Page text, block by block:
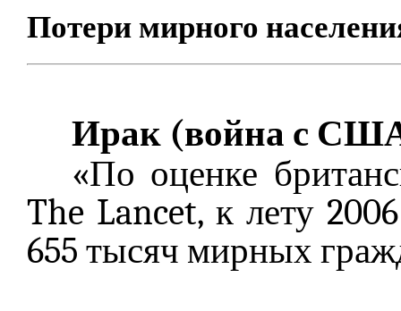
Потери мирного
Ирак (война с
«По оценке
The Lancet, к лету
655 тысяч мирных